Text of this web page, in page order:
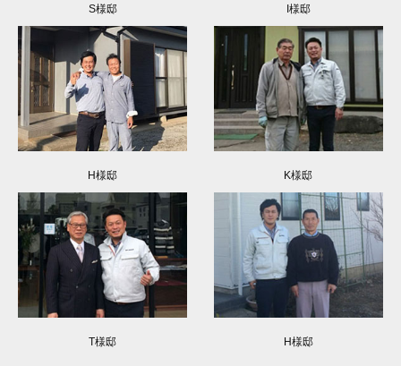
S様邸 I様邸
H様邸 K様邸
T様邸 H様邸